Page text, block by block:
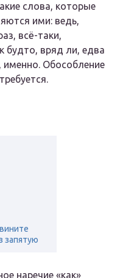
слова, которые
ими: ведь,
всё-таки,
будто, вряд ли, едва
именно. Обособление
запятую
наречие «как»